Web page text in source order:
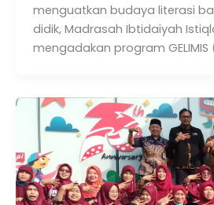
menguatkan budaya literasi
didik, Madrasah Ibtidaiyah
mengadakan program GELIMIS